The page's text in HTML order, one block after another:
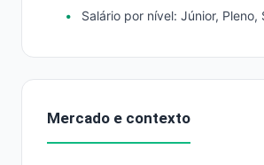
Salário por nível: Júnior, Pleno,
Mercado e contexto